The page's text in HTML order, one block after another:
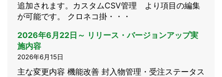
追加されます。カスタムCSV管理 より項目の編集
が可能です。 クロネコ掛・・・
2026年6月22日～ リリース・バージョンアップ実
施内容
2026年6月15日
主な変更内容 機能改善 封入物管理・受注ステータス